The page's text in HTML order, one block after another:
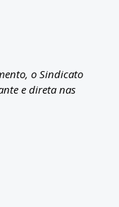
o Sindicato
e direta nas